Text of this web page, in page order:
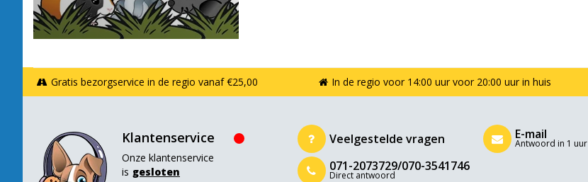
Gratis bezorgservice in de regio vanaf €25,00 In de regio voor 14:00 uur voor 20:00 uur in huis
Klantenservice
Onze klantenservice
is gesloten
Veelgestelde vragen
071-2073729/070-3541746
Direct antwoord
E-mail
Antwoord in 1 uur